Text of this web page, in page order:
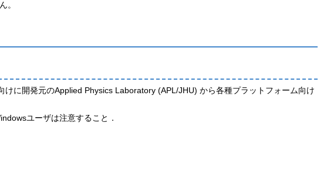
。
に開発元のApplied Physics Laboratory (APL/JHU) から各種プラットフォーム向け
ユーザは注意すること．